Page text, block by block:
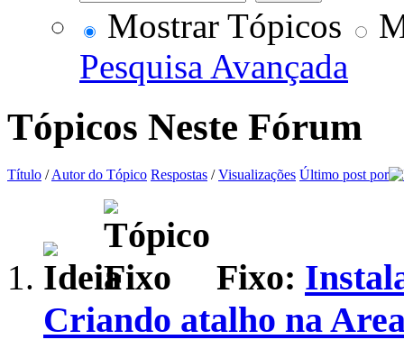
Mostrar Tópicos
Pesquisa Avançada
Tópicos Neste Fórum
Título /Autor do Tópico Respostas /Visualizações Último post por
Fixo:
Criando atalho na